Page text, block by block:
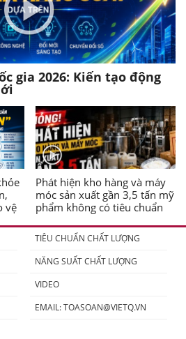
gia 2026: Kiến tạo động
vệ
Phát hiện kho hàng và máy
móc sản xuất gần 3,5 tấn mỹ
phẩm không có tiêu chuẩn
TIÊU CHUẨN CHẤT LƯỢNG
NĂNG SUẤT CHẤT LƯỢNG
VIDEO
EMAIL:TOASOAN@VIETQ.VN